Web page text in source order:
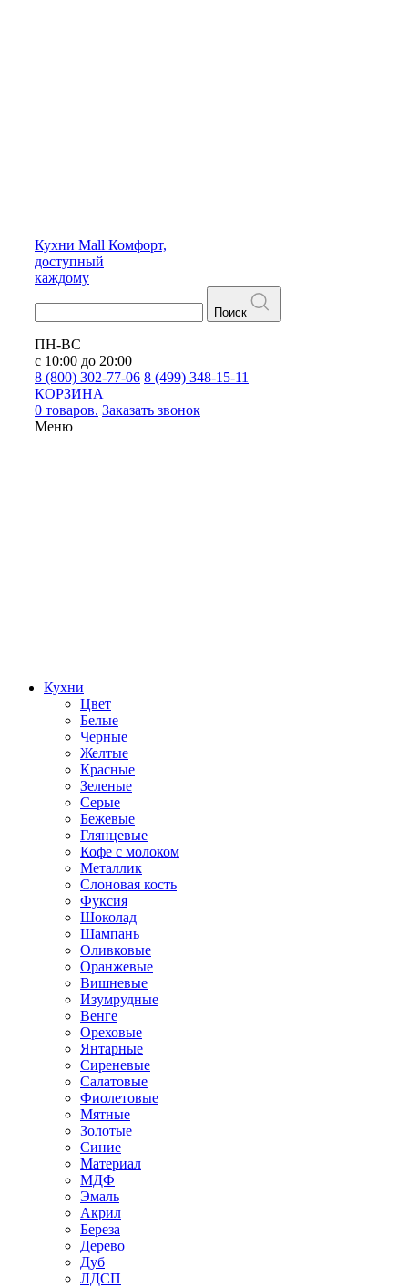
Кухни Mall Комфорт,
доступный
каждому
Поиск
ПН-ВС
с 10:00 до 20:00
8 (800) 302-77-06 8 (499) 348-15-11
КОРЗИНА
0 товаров. Заказать звонок
Меню
Кухни
Цвет
Белые
Черные
Желтые
Красные
Зеленые
Серые
Бежевые
Глянцевые
Кофе с молоком
Металлик
Слоновая кость
Фуксия
Шоколад
Шампань
Оливковые
Оранжевые
Вишневые
Изумрудные
Венге
Ореховые
Янтарные
Сиреневые
Салатовые
Фиолетовые
Мятные
Золотые
Синие
Материал
МДФ
Эмаль
Акрил
Береза
Дерево
Дуб
ЛДСП